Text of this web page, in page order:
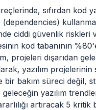
sıfırdan kod
(dependencies)
ciddi güvenlik riskleri
kod tabanının
projeleri dışarıdan
yazılım
bir bakım süreci
geleceğin yazılım
artıracak 5 kritik